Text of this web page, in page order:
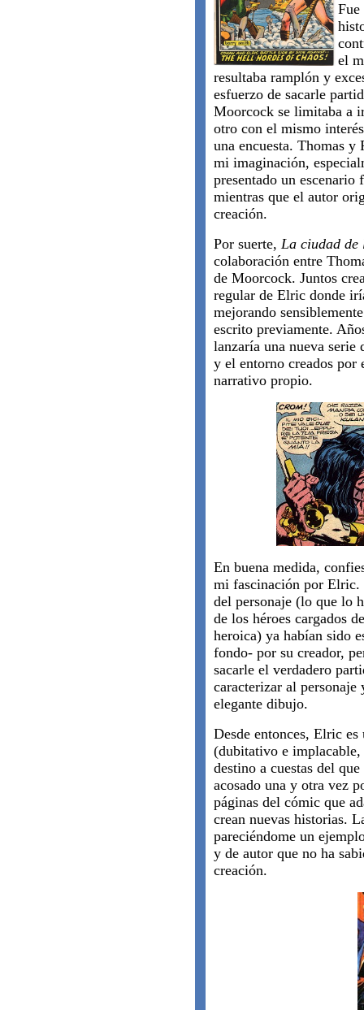
Fue
el
resultaba ramplón y
esfuerzo de sacarle
Moorcock se limitaba a
otro con el mismo
una encuesta. Thomas y
mi imaginación,
presentado un escenario
mientras que el autor
creación.
Por suerte, La ciudad de
colaboración entre
de Moorcock. Juntos
regular de Elric donde
mejorando
escrito previamente.
lanzaría una nueva serie
y el entorno creados
narrativo propio.
En buena medida,
mi fascinación por Elric.
del personaje (lo que lo
de los héroes cargados
heroica) ya habían sido
fondo- por su creador,
sacarle el verdadero
caracterizar al
elegante dibujo.
Desde entonces, Elric
(dubitativo e
destino a cuestas del
acosado una y otra vez
páginas del cómic que
crean nuevas historias.
pareciéndome un
y de autor que no ha
creación.